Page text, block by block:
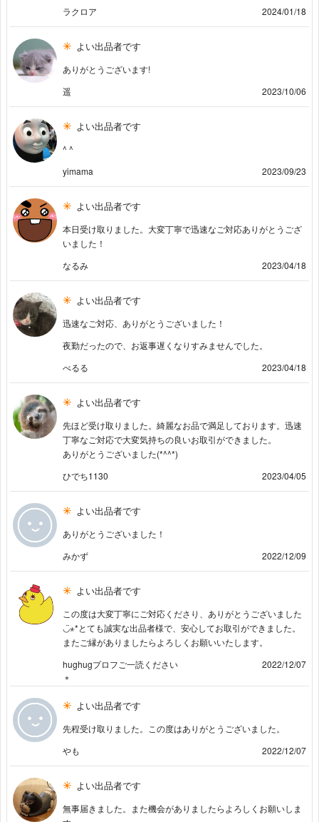
ラクロア
2024/01/18
よい出品者です
ありがとうございます!
遥
2023/10/06
よい出品者です
^ ^
yimama
2023/09/23
よい出品者です
本日受け取りました。大変丁寧で迅速なご対応ありがとうござ
いました！
なるみ
2023/04/18
よい出品者です
迅速なご対応、ありがとうございました！
夜勤だったので、お返事遅くなりすみませんでした。
べるる
2023/04/18
よい出品者です
先ほど受け取りました。綺麗なお品で満足しております。迅速
丁寧なご対応で大変気持ちの良いお取引ができました。
ありがとうございました(*^^*)
ひでち1130
2023/04/05
よい出品者です
ありがとうございました！
みかず
2022/12/09
よい出品者です
この度は大変丁寧にご対応くださり、ありがとうございました
◡̈⋆*とても誠実な出品者様で、安心してお取引ができました。
またご縁がありましたらよろしくお願いいたします。
hughugプロフご一読ください
＊
2022/12/07
よい出品者です
先程受け取りました。この度はありがとうございました。
やも
2022/12/07
よい出品者です
無事届きました。また機会がありましたらよろしくお願いしま